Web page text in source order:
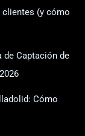
clientes (y cómo
de Captación de
Cómo